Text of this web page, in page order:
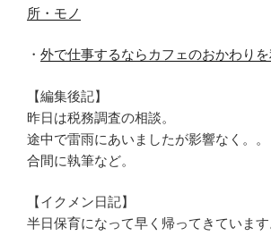
所・モノ
・ 外で仕事するならカフェのおかわりを
【編集後記】
昨日は税務調査の相談。
途中で雷雨にあいましたが影響なく。。
合間に執筆など。
【イクメン日記】
半日保育になって早く帰ってきています